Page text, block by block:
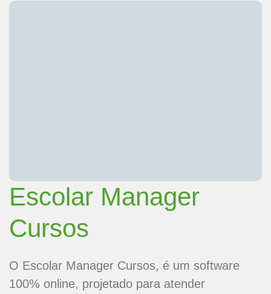
Escolar Manager
Cursos
O Escolar Manager Cursos, é um software
100% online, projetado para atender